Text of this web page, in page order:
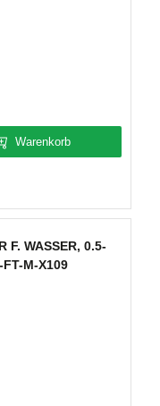
Warenkorb
F. WASSER, 0.5-
M-X109